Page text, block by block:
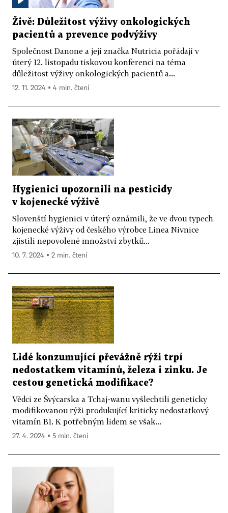
Živě: Důležitost výživy onkologických
pacientů a prevence podvýživy
Společnost Danone a její značka Nutricia pořádají v
úterý 12. listopadu tiskovou konferenci na téma
důležitost výživy onkologických pacientů a...
12. 11. 2024 ▪ 4 min. čtení
Hygienici upozornili na pesticidy
v kojenecké výživě
Slovenští hygienici v úterý oznámili, že ve dvou typech
kojenecké výživy od českého výrobce Linea Nivnice
zjistili nepovolené množství zbytků...
10. 7. 2024 ▪ 2 min. čtení
Lidé konzumující převážně rýži trpí
nedostatkem vitamínů, železa i zinku. Je
cestou genetická modifikace?
Vědci ze Švýcarska a Tchaj-wanu vyšlechtili geneticky
modifikovanou rýži produkující kriticky nedostatkový
vitamín B1. K potřebným lidem se však...
27. 4. 2024 ▪ 5 min. čtení